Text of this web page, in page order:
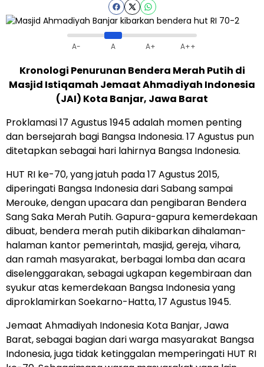
A- A A+ A++
Kronologi Penurunan Bendera Merah Putih di
Masjid Istiqamah Jemaat Ahmadiyah Indonesia
(JAI) Kota Banjar, Jawa Barat
Proklamasi 17 Agustus 1945 adalah momen penting
dan bersejarah bagi Bangsa Indonesia. 17 Agustus pun
ditetapkan sebagai hari lahirnya Bangsa Indonesia.
HUT RI ke-70, yang jatuh pada 17 Agustus 2015,
diperingati Bangsa Indonesia dari Sabang sampai
Merouke, dengan upacara dan pengibaran Bendera
Sang Saka Merah Putih. Gapura-gapura kemerdekaan
dibuat, bendera merah putih dikibarkan dihalaman-
halaman kantor pemerintah, masjid, gereja, vihara,
dan ramah masyarakat, berbagai lomba dan acara
diselenggarakan, sebagai ugkapan kegembiraan dan
syukur atas kemerdekaan Bangsa Indonesia yang
diproklamirkan Soekarno-Hatta, 17 Agustus 1945.
Jemaat Ahmadiyah Indonesia Kota Banjar, Jawa
Barat, sebagai bagian dari warga masyarakat Bangsa
Indonesia, juga tidak ketinggalan memperingati HUT RI